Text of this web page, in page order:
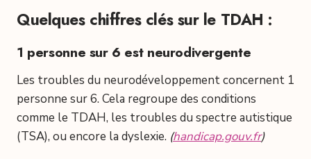
Quelques chiffres clés sur le TDAH :
1 personne sur 6 est neurodivergente
Les troubles du neurodéveloppement concernent 1
personne sur 6. Cela regroupe des conditions
comme le TDAH, les troubles du spectre autistique
(TSA), ou encore la dyslexie. (handicap.gouv.fr)